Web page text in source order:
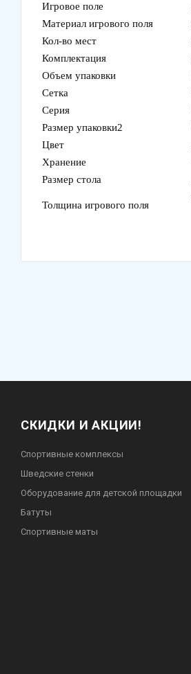
Игровое поле
Материал игрового поля
Кол-во мест
Комплектация
Объем упаковки
Сетка
Серия
Размер упаковки2
Цвет
Хранение
Размер стола
Толщина игрового поля
СКИДКИ И АКЦИИ!
Спортивные комплексы
Шведские стенки
Оборудование для детской площадки
Батуты
Спортивные маты